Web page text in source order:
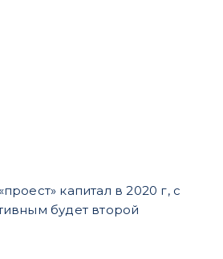
капитал в 2020 г, с
будет второй